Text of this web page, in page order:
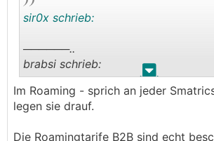
. .
sir0x schrieb:
──────..
brabsi schrieb:
──────..
sir0x schrieb:
Im Roaming - sprich an jeder
legen sie drauf.
Die Roamingtarife B2B sind echt